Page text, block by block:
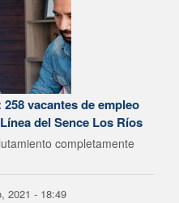
vacantes de empleo
del Sence Los Ríos
completamente
2021 - 18:49